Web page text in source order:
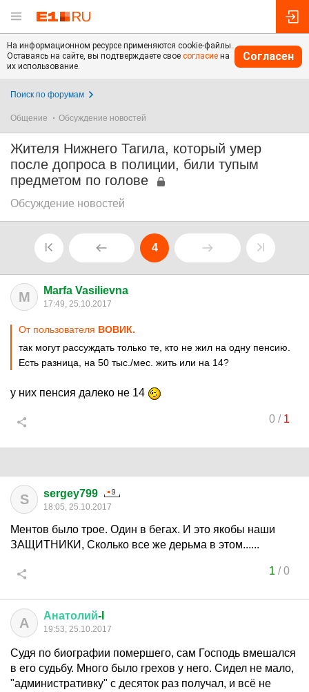
На информационном ресурсе применяются cookie-файлы.
Оставаясь на сайте, вы подтверждаете свое согласие на
их использование.
Согласен
Поиск по форумам
Общение Обсуждение новостей
Жителя Нижнего Тагила, который умер
после допроса в полиции, били тупым
предметом по голове
Обсуждение новостей
4
M Marfa Vasilievna
17:49, 25.10.2017
От пользователя ВОВИК.
так могут рассуждать только те, кто не жил на одну пенсию.
Есть разница, на 50 тыс./мес. жить или на 14?
у них пенсия далеко не 14
0/ 1
S sergey799
18:05, 25.10.2017
Ментов было трое. Один в бегах. И это якобы наши
ЗАЩИТНИКИ, Сколько все же дерьма в этом......
1 /0
А Анатолий-I
19:53, 25.10.2017
Судя по биографии помершего, сам Господь вмешался
в его судьбу. Много было грехов у него. Сидел не мало,
"административку" с десяток раз получал, и всё не